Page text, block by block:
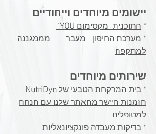
יישומים מיוחדים וייחודיים
*התוכנית "מקסימוםYOU
"
*מערכת החיסון - מעבר
מממגננה
למתקפה​
שירותים מיוחדים
*בית המרקחת הטבעי שלNutriDyn
-
הזמנות היישר מהאתר שלנו עם הנחה
למטופלינו.
​*בדיקות מעבדה פונקציונאליות